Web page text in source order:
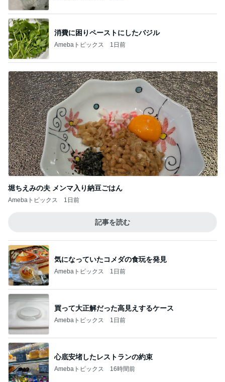
消費に困りペーストにしたバジル
Amebaトピックス 1日前
堀ちえみの夫 メンマ入り納豆ごはん
Amebaトピックス 1日前
記事を読む
気になっていたコメダの食玩を発見
Amebaトピックス 1日前
買って大正解だった高見えするケース
Amebaトピックス 1日前
心底安堵したレストランの約束
Amebaトピックス 16時間前